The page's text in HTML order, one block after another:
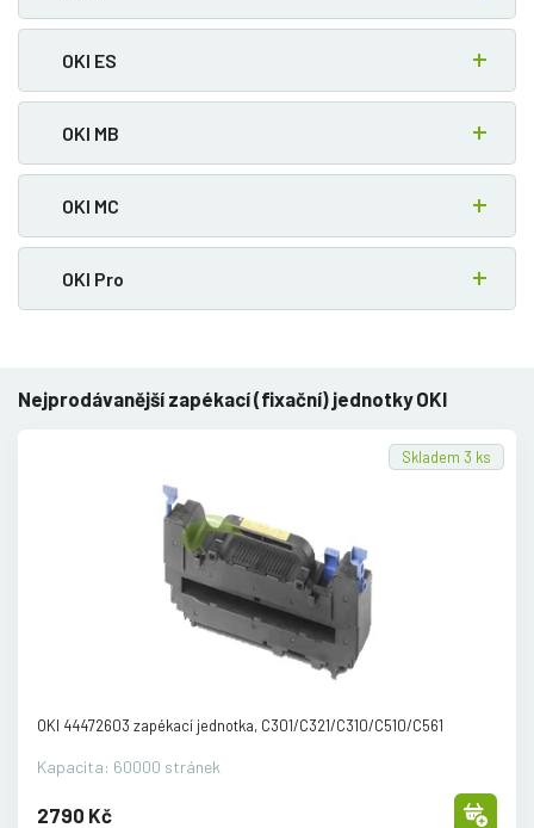
OKI ES
OKI MB
OKI MC
OKI Pro
Nejprodávanější zapékací (fixační) jednotky OKI
Skladem 3 ks
OKI 44472603 zapékací jednotka, C301/C321/C310/C510/C561
Kapacita: 60000 stránek
2790 Kč